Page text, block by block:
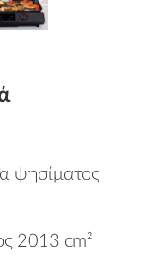
ψησίματος
2013 cm²